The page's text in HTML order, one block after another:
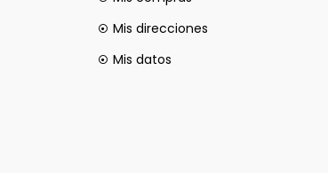
Mis direcciones
Mis datos